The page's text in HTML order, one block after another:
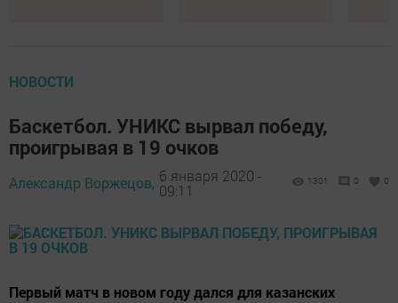
НОВОСТИ
Баскетбол. УНИКС вырвал победу,
проигрывая в 19 очков
Александр Воржецов, 6 января 2020 -
09:11
1301 0 0
Первый матч в новом году дался для казанских